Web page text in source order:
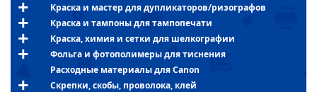
Краска и мастер для дупликаторов/ризографов
Краска и тампоны для тампопечати
Краска, химия и сетки для шелкографии
Фольга и фотополимеры для тиснения
Расходные материалы для Canon
Скрепки, скобы, проволока, клей